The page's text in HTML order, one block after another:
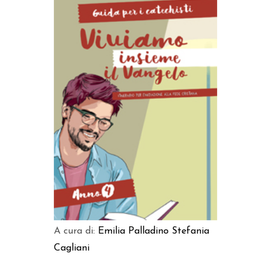
AGGIUNGI AL CARRELLO
A cura di: Emilia Palladino Stefania
Cagliani